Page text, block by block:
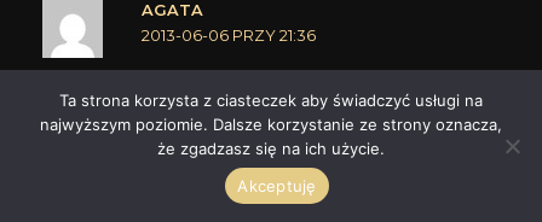
AGATA
2013-06-06 PRZY 21:36
Zgłaszam się!
obserwuję jako agata,
wiadomość udostępniłam na fb i chętnie napiszę
Pozdrawiam serdecznie!
Ta strona korzysta z ciasteczek aby świadczyć usługi na
najwyższym poziomie. Dalsze korzystanie ze strony oznacza,
że zgadzasz się na ich użycie.
Akceptuję